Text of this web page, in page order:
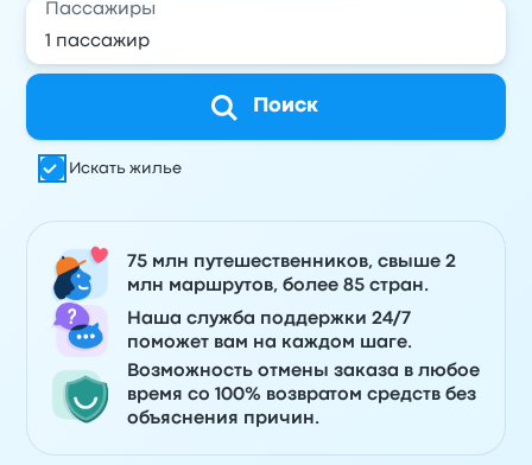
Пассажиры
Поиск
Искать жилье
75 млн путешественников, свыше 2
млн маршрутов, более 85 стран.
Наша служба поддержки 24/7
поможет вам на каждом шаге.
Возможность отмены заказа в любое
время со 100% возвратом средств без
объяснения причин.